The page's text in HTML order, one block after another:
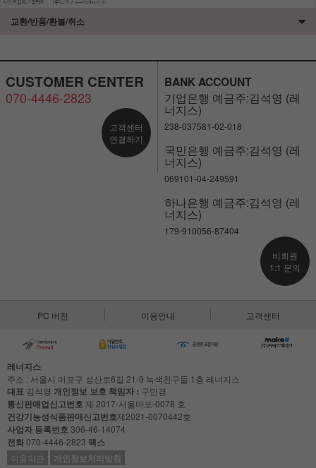
교환/반품/환불/취소
CUSTOMER CENTER
070-4446-2823
고객센터
연결하기
BANK ACCOUNT
기업은행 예금주:김석영 (레
너지스)
238-037581-02-018
국민은행 예금주:김석영 (레
너지스)
069101-04-249591
하나은행 예금주:김석영 (레
너지스)
179-910056-87404
비회원
1:1 문의
PC 버전 이용안내 고객센터
레너지스
주소 : 서울시 마포구 성산로6길 21-9 녹색친구들 1층 레너지스
대표 김석영 개인정보 보호 책임자 : 구민경
통신판매업신고번호제 2017-서울마포-0078 호
건강기능성식품판매신고번호제2021-0070442호
사업자 등록번호306-46-14074
전화070-4446-2823 팩스
이용약관 개인정보처리방침